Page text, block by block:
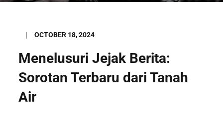
Posted
OCTOBER 18, 2024
Menelusuri Jejak Berita:
Sorotan Terbaru dari Tanah
Air